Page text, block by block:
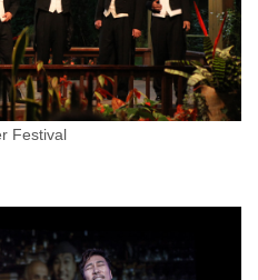
Festival